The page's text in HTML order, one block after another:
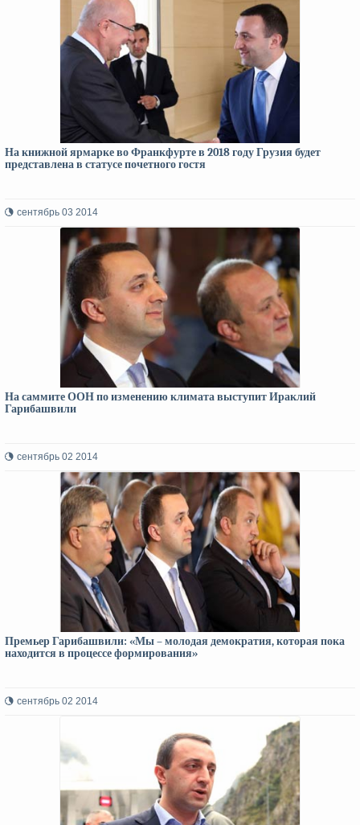
На книжной ярмарке во Франкфурте в 2018 году Грузия будет
представлена в статусе почетного гостя
сентябрь 03 2014
На саммите ООН по изменению климата выступит Ираклий
Гарибашвили
сентябрь 02 2014
Премьер Гарибашвили: «Мы – молодая демократия, которая пока
находится в процессе формирования»
сентябрь 02 2014